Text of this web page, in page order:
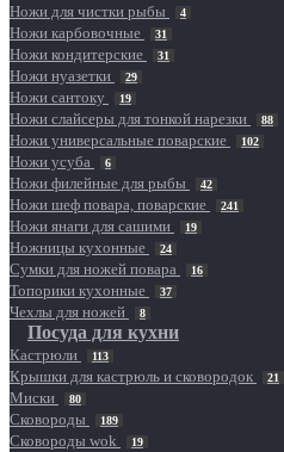
Ножи для чистки рыбы 4
Ножи карбовочные 31
Ножи кондитерские 31
Ножи нуазетки 29
Ножи сантоку 19
Ножи слайсеры для тонкой нарезки 88
Ножи универсальные поварские 102
Ножи усуба 6
Ножи филейные для рыбы 42
Ножи шеф повара, поварские 241
Ножи янаги для сашими 19
Ножницы кухонные 24
Сумки для ножей повара 16
Топорики кухонные 37
Чехлы для ножей 8
Посуда для кухни
Кастрюли 113
Крышки для кастрюль и сковородок 21
Миски 80
Сковороды 189
Сковороды wok 19